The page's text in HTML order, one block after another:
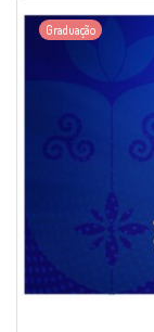
Graduação